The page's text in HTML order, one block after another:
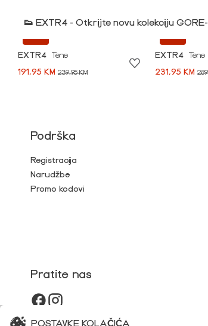
👟 EXTR4 - Otkrijte novu kolekciju
EXTR4
Tene
191,95 KM 239,95 KM
EXTR4
Tene
231,95 KM
Podrška
Registracija
Narudžbe
Promo kodovi
Pratite nas
POSTAVKE KOLAČIĆA